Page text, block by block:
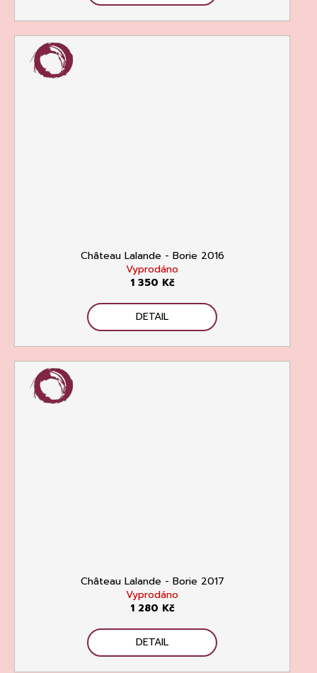
Château Lalande - Borie 2016
Vyprodáno
1 350 Kč
DETAIL
Château Lalande - Borie 2017
Vyprodáno
1 280 Kč
DETAIL